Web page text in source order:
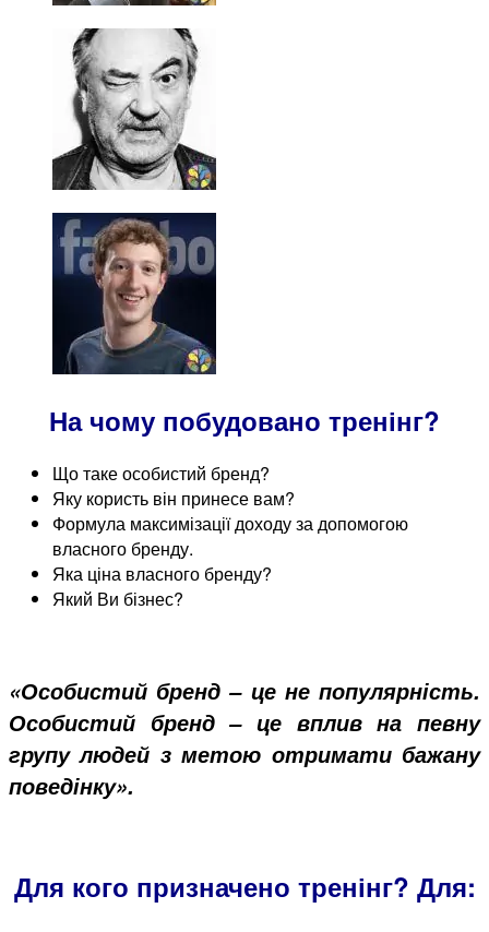
На чому побудовано тренінг?
Що таке особистий бренд?
Яку користь він принесе вам?
Формула максимізації доходу за допомогою
власного бренду.
Яка ціна власного бренду?
Який Ви бізнес?
«Особистий бренд – це не популярність.
Особистий бренд – це вплив на певну
групу людей з метою отримати бажану
поведінку».
Для кого призначено тренінг? Для: